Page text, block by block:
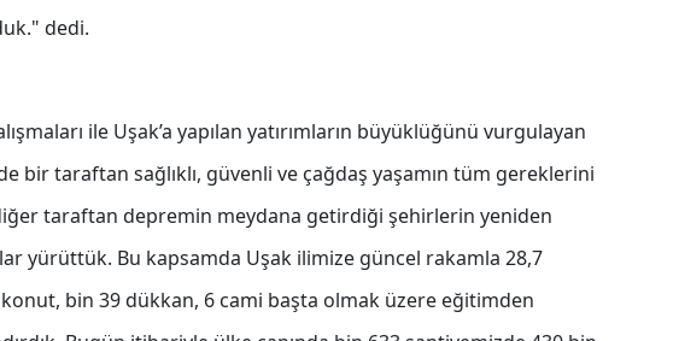
dedi.
ile Uşak’a yapılan yatırımların büyüklüğünü vurgulayan
bir taraftan sağlıklı, güvenli ve çağdaş yaşamın tüm gereklerini
taraftan depremin meydana getirdiği şehirlerin yeniden
yürüttük. Bu kapsamda Uşak ilimize güncel rakamla 28,7
konut, bin 39 dükkan, 6 cami başta olmak üzere eğitimden